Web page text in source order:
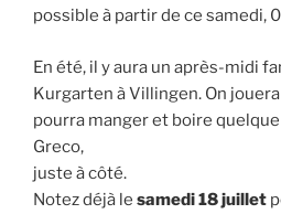
possible à partir de ce samedi,
En été, il y aura un après-midi
Kurgarten à Villingen. On
pourra manger et boire
Greco,
juste à côté.
Notez déjà le samedi 18 juillet